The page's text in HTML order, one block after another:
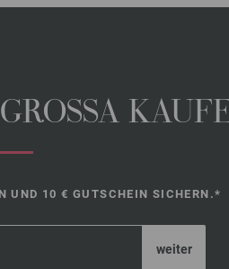
UND 10 € GUTSCHEIN SICHERN.*